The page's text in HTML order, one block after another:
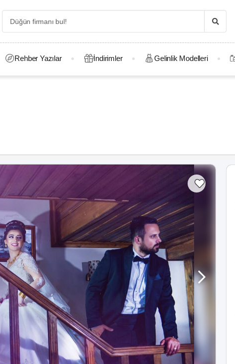
Rehber Yazılar İndirimler Gelinlik Modelleri